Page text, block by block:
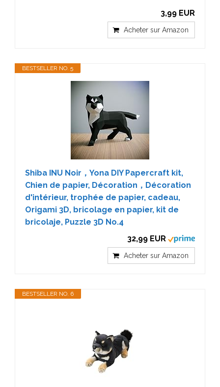
3,99 EUR
Acheter sur Amazon
BESTSELLER NO. 5
Shiba INU Noir，Yona DIY Papercraft kit,
Chien de papier, Décoration，Décoration
d'intérieur, trophée de papier, cadeau,
Origami 3D, bricolage en papier, kit de
bricolaje, Puzzle 3D No.4
32,99 EUR
Acheter sur Amazon
BESTSELLER NO. 6